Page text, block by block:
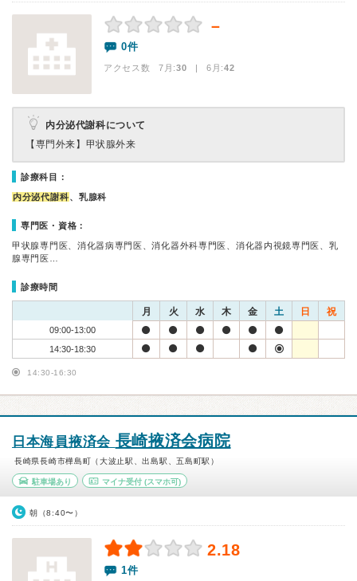
－
0件
アクセス数 7月:30 | 6月:42
内分泌代謝科について
【専門外来】 甲状腺外来
診療科目：
内分泌代謝科、乳腺科
専門医・資格：
甲状腺専門医、消化器病専門医、消化器外科専門医、消化器内視鏡専門医、乳
腺専門医…
診療時間
月 火 水 木 金 土 日 祝
09:00-13:00
14:30-18:30
14:30-16:30
日本海員掖済会 長崎掖済会病院
長崎県長崎市樺島町（大波止駅、出島駅、五島町駅）
駐車場あり マイナ受付(スマホ可)
朝（8:40〜）
2.18
1件